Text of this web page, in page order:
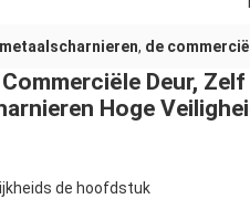
, de
Deur,
Hoge
de hoofdstuk